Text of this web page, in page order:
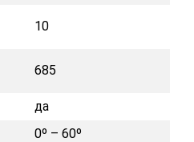
10
685
да
0º – 60º